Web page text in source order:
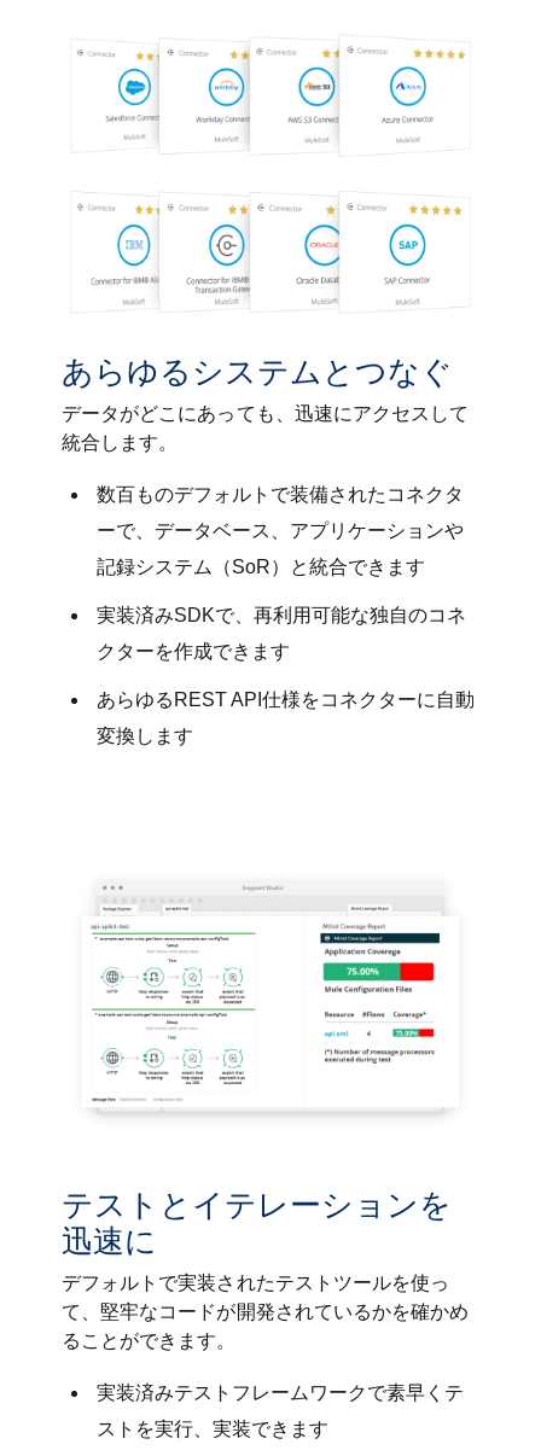
あらゆるシステムとつなぐ
データがどこにあっても、迅速にアクセスして
統合します。
数百ものデフォルトで装備されたコネクタ
ーで、データベース、アプリケーションや
記録システム（SoR）と統合できます
実装済みSDKで、再利用可能な独自のコネ
クターを作成できます
あらゆるREST API仕様をコネクターに自動
変換します
テストとイテレーションを
迅速に
デフォルトで実装されたテストツールを使っ
て、堅牢なコードが開発されているかを確かめ
ることができます。
実装済みテストフレームワークで素早くテ
ストを実行、実装できます